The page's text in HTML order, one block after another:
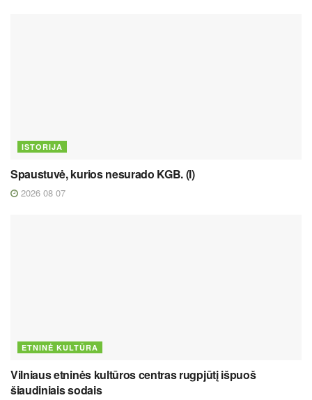
ISTORIJA
Spaustuvė, kurios nesurado KGB. (I)
2026 08 07
ETNINĖ KULTŪRA
Vilniaus etninės kultūros centras rugpjūtį išpuoš
šiaudiniais sodais